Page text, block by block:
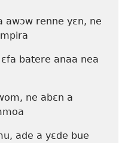
awɔw renne yɛn, ne
batere anaa nea
ne abɛn a
ade a yɛde bue